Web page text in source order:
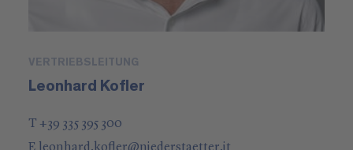
VERTRIEBSLEITUNG
Leonhard Kofler
T +39 335 395 300
E leonhard.kofler@niederstaetter.it